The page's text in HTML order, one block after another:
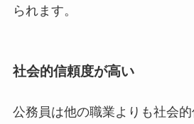
られます。
社会的信頼度が高い
公務員は他の職業よりも社会